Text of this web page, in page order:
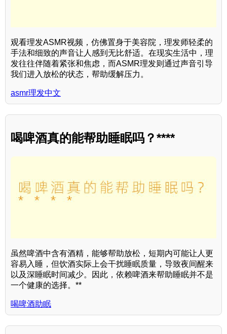
观看理发ASMR视频，仿佛置身于美容院，理发师轻柔的
手法和细致的声音让人感到无比舒适。在现实生活中，理
发往往伴随着紧张和焦虑，而ASMR理发则通过声音引导
我们进入放松的状态，帮助缓解压力。
asmr理发中文
喝啤酒真的能帮助睡眠吗？****
虽然啤酒中含有酒精，能够帮助放松，短期内可能让人更
容易入睡，但饮酒实际上会干扰睡眠质量，导致夜间醒来
以及深睡眠时间减少。因此，依赖啤酒来帮助睡眠并不是
一个健康的选择。**
喝啤酒助眠